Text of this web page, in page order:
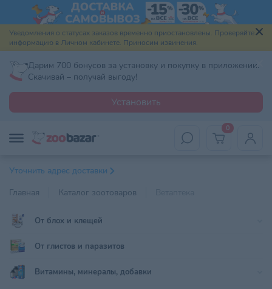
Уведомления о статусах заказов временно приостановлены. Проверяйте
информацию в Личном кабинете. Приносим извинения.
Дарим 700 бонусов за установку и покупку в приложении.
Скачивай – получай выгоду!
Установить
0
Уточнить адрес доставки
Главная
Каталог зоотоваров
От блох и клещей
От глистов и паразитов
Витамины, минералы, добавки